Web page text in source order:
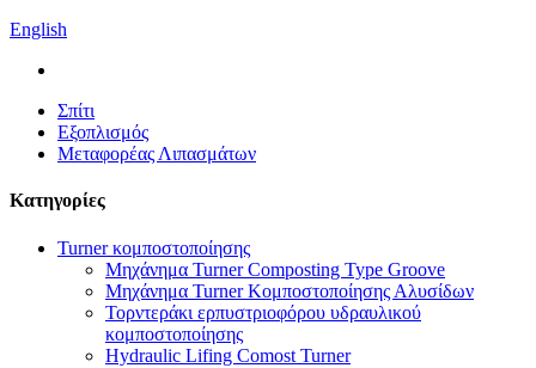
English
Σπίτι
Εξοπλισμός
Μεταφορέας Λιπασμάτων
Κατηγορίες
Turner κομποστοποίησης
Μηχάνημα Turner Composting Type Groove
Μηχάνημα Turner Κομποστοποίησης Αλυσίδων
Τορντεράκι ερπυστριοφόρου υδραυλικού
κομποστοποίησης
Hydraulic Lifing Comost Turner